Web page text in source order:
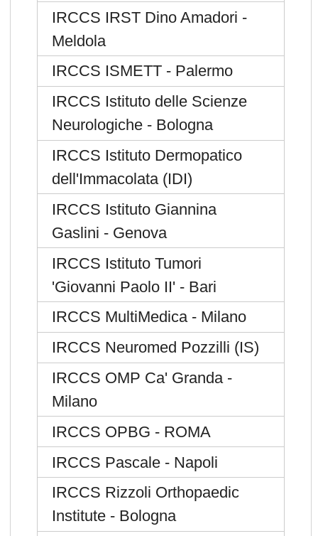
IRCCS IRST Dino Amadori -
Meldola
IRCCS ISMETT - Palermo
IRCCS Istituto delle Scienze
Neurologiche - Bologna
IRCCS Istituto Dermopatico
dell'Immacolata (IDI)
IRCCS Istituto Giannina
Gaslini - Genova
IRCCS Istituto Tumori
'Giovanni Paolo II' - Bari
IRCCS MultiMedica - Milano
IRCCS Neuromed Pozzilli (IS)
IRCCS OMP Ca' Granda -
Milano
IRCCS OPBG - ROMA
IRCCS Pascale - Napoli
IRCCS Rizzoli Orthopaedic
Institute - Bologna